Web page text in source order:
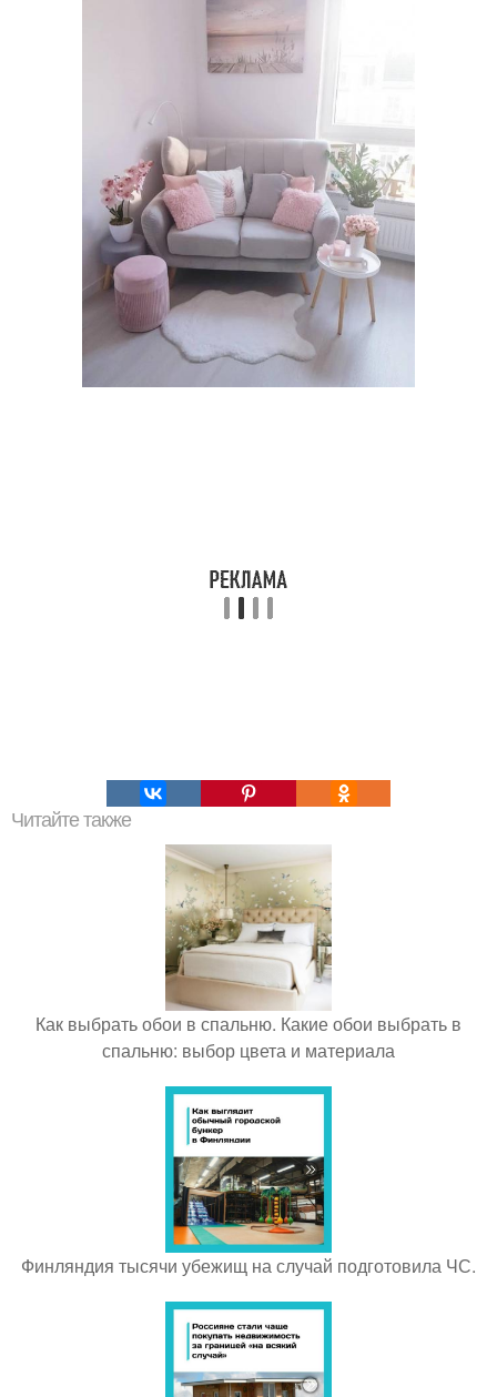
Читайте также
Как выбрать обои в спальню. Какие обои выбрать в
спальню: выбор цвета и материала
Финляндия тысячи убежищ на случай подготовила ЧС.